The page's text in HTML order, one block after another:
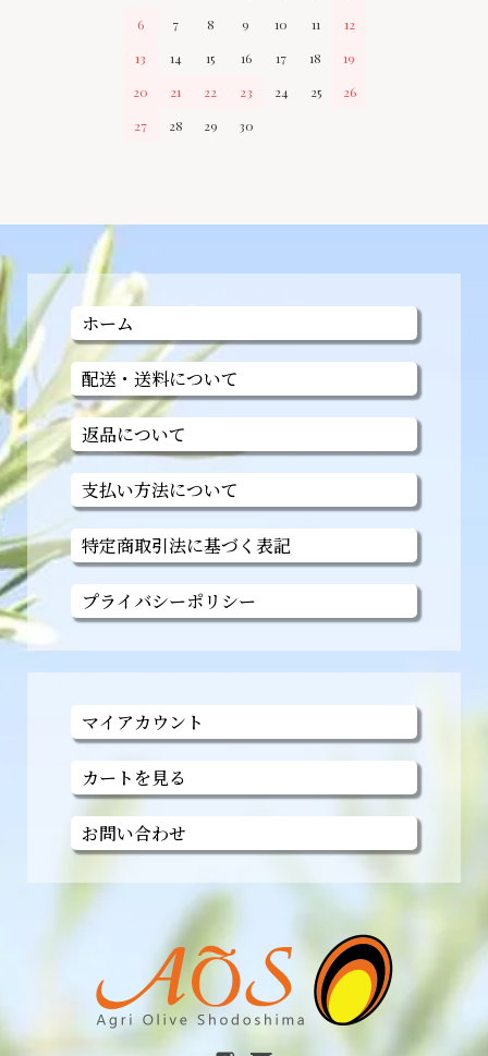
6
7 8 9 10 11
12
13
14 15 16 17 18
19
20
21 22 23 24 25
26
27
28 29 30
ホーム
配送・送料について
返品について
支払い方法について
特定商取引法に基づく表記
プライバシーポリシー
マイアカウント
カートを見る
お問い合わせ